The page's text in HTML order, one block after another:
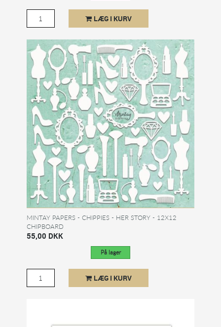
LÆG I KURV
MINTAY PAPERS - CHIPPIES - HER STORY - 12X12
CHIPBOARD
55,00 DKK
På lager
LÆG I KURV